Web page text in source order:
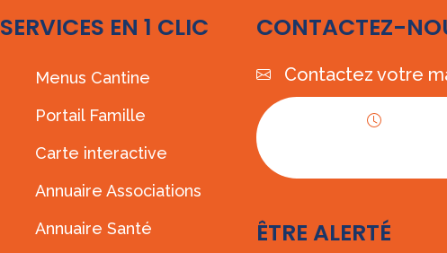
SERVICES EN 1 CLIC
Menus Cantine
Portail Famille
Carte interactive
Annuaire Associations
Annuaire Santé
CONTACTEZ-
Contactez votre
ÊTRE ALERTÉ